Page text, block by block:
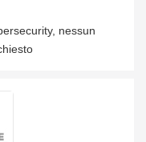
nessun